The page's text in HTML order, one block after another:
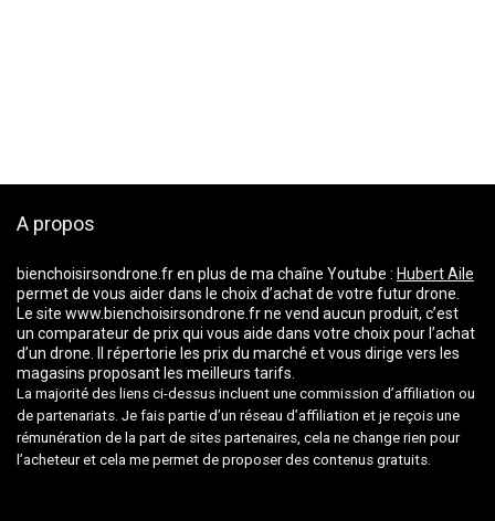
A propos
bienchoisirsondrone.fren plus de ma chaîne Youtube : Hubert Aile
permet de vous aider dans le choix d’achat de votre futur drone.
Le site www.bienchoisirsondrone.fr ne vend aucun produit, c’est
un comparateur de prix qui vous aide dans votre choix pour l’achat
d’un drone. Il répertorie les prix du marché et vous dirige vers les
magasins proposant les meilleurs tarifs.
La majorité des liens ci-dessus incluent une commission d’affiliation ou
de partenariats. Je fais partie d’un réseau d’affiliation et je reçois une
rémunération de la part de sites partenaires, cela ne change rien pour
l’acheteur et cela me permet de proposer des contenus gratuits.